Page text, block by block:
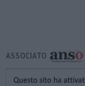
ASSOCIATO